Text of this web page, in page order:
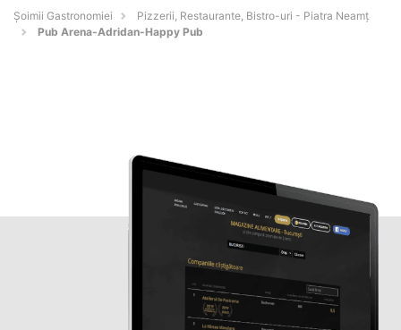
Șoimii Gastronomiei
Pizzerii, Restaurante, Bistro-uri - Piatra Neamţ
Pub Arena-Adridan-Happy Pub